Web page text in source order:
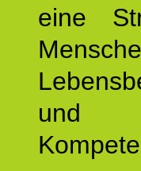
eine
und